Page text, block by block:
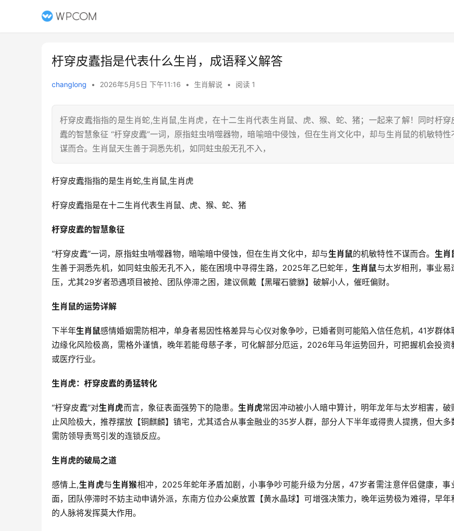
杅穿皮蠹指是代表什么生肖，成语释义解答
changlong • 2026年5月5日 下午11:16 • 生肖解说 • 阅读 1
杅穿皮蠹指指的是生肖蛇,生肖鼠,生肖虎，在十二生肖代表生肖鼠、虎、猴、蛇、猪；一起来了解！同时杅穿
蠹的智慧象征 “杅穿皮蠹”一词，原指蛀虫啃噬器物，暗喻暗中侵蚀，但在生肖文化中，却与生肖鼠的机敏特性
谋而合。生肖鼠天生善于洞悉先机，如同蛀虫般无孔不入，
杅穿皮蠹指指的是生肖蛇,生肖鼠,生肖虎
杅穿皮蠹指是在十二生肖代表生肖鼠、虎、猴、蛇、猪
杅穿皮蠹的智慧象征
“杅穿皮蠹”一词，原指蛀虫啃噬器物，暗喻暗中侵蚀，但在生肖文化中，却与生肖鼠的机敏特性不谋而合。 生肖
生善于洞悉先机，如同蛀虫般无孔不入，能在困境中寻得生路，2025年乙巳蛇年， 生肖鼠与太岁相刑，事业易
压，尤其29岁者恐遇项目被抢、团队停滞之困，建议佩戴【黑曜石貔貅】破解小人，催旺偏财。
生肖鼠的运势详解
下半年生肖鼠感情婚姻需防相冲，单身者易因性格差异与心仪对象争吵，已婚者则可能陷入信任危机，41岁群体
边缘化风险极高，需格外谨慎，晚年若能母慈子孝，可化解部分厄运，2026年马年运势回升，可把握机会投资
或医疗行业。
生肖虎：杅穿皮蠹的勇猛转化
“杅穿皮蠹”对生肖虎而言，象征表面强势下的隐患。 生肖虎常因冲动被小人暗中算计，明年龙年与太岁相害，破
止风险极大，推荐摆放【铜麒麟】镇宅，尤其适合从事金融业的35岁人群，部分人下半年或得贵人提携，但大多
需防领导责骂引发的连锁反应。
生肖虎的破局之道
感情上,生肖虎与生肖猴相冲，2025年蛇年矛盾加剧，小事争吵可能升级为分居，47岁者需注意伴侣健康，事
面，团队停滞时不妨主动申请外派，东南方位办公桌放置【黄水晶球】可增强决策力，晚年运势极为难得，早年
的人脉将发挥莫大作用。